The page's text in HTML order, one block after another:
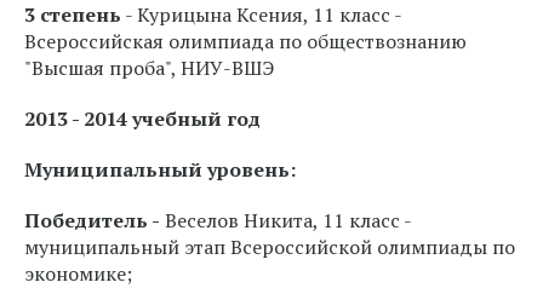
3 степень - Курицына Ксения, 11 класс -
Всероссийская олимпиада по обществознанию
"Высшая проба", НИУ-ВШЭ
2013 - 2014 учебный год
Муниципальный уровень:
Победитель - Веселов Никита, 11 класс -
муниципальный этап Всероссийской олимпиады по
экономике;